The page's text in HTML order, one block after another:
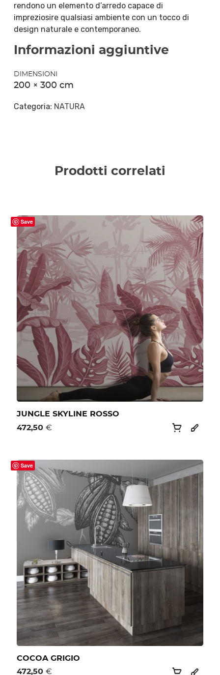
rendono un elemento d’arredo capace di
impreziosire qualsiasi ambiente con un tocco di
design naturale e contemporaneo.
Informazioni aggiuntive
DIMENSIONI
200 × 300 cm
Categoria: NATURA
Prodotti correlati
Save
JUNGLE SKYLINE ROSSO
472,50€
Save
COCOA GRIGIO
472,50€